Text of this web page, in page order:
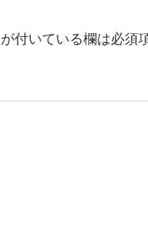
が付いている欄は必須